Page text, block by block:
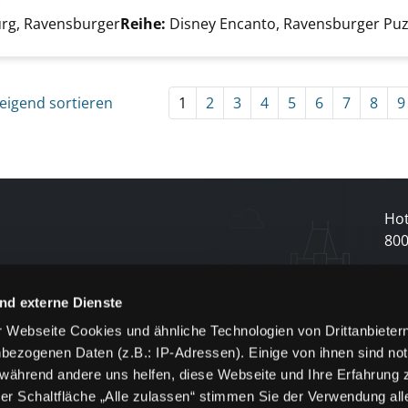
externe Dienste
Cookies und ähnliche Technologien von
Daten (z.B.: IP-Adressen). Einige von ihnen sind
andere uns helfen, diese Webseite und Ihre Erfahrung
Schaltfläche „Alle zulassen“ stimmen Sie der Verwendung
RavensburgerReihe: Disney Encanto, Ravensburger
sortieren 1 2 3 4 5 6 7 8 9
800